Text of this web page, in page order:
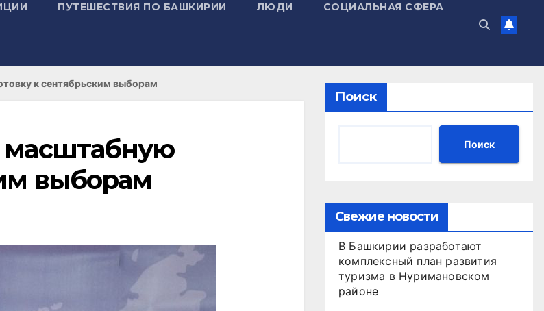
ПУТЕШЕСТВИЯ ПО БАШКИРИИ ЛЮДИ СОЦИАЛЬНАЯ СФЕРА
к сентябрьским выборам
масштабную
выборам
Поиск
Поиск
Свежие новости
В Башкирии разработают
комплексный план развития
туризма в Нуримановском
районе